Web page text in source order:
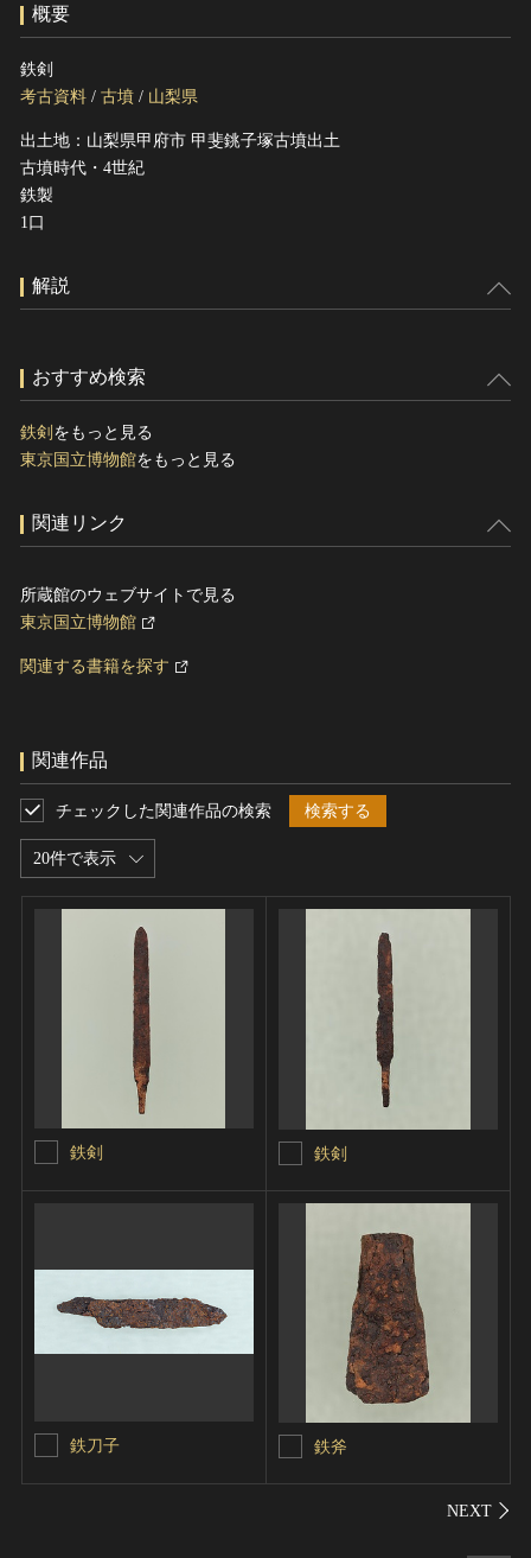
国指定文化財等データベース
概要
鉄剣
考古資料 / 古墳 / 山梨県
出土地：山梨県甲府市 甲斐銚子塚古墳出土
古墳時代・4世紀
鉄製
1口
解説
おすすめ検索
鉄剣 をもっと見る
東京国立博物館をもっと見る
関連リンク
所蔵館のウェブサイトで見る
東京国立博物館
関連する書籍を探す
関連作品
20件で表示
チェックした関連作品の検索 検索する
鉄剣 鉄剣
鉄刀子 鉄斧
シェ